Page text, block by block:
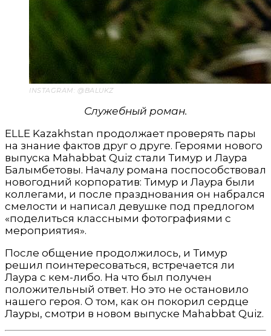
INSTAGRAM: @BALUKZ
Служебный роман.
ELLE Kazakhstan продолжает проверять пары
на знание фактов друг о друге. Героями нового
выпуска Mahabbat Quiz стали Тимур и Лаура
Балымбетовы. Началу романа поспособствовал
новогодний корпоратив: Тимур и Лаура были
коллегами, и после празднования он набрался
смелости и написал девушке под предлогом
«поделиться классными фотографиями с
мероприятия».
После общение продолжилось, и Тимур
решил поинтересоваться, встречается ли
Лаура с кем-либо. На что был получен
положительный ответ. Но это не остановило
нашего героя. О том, как он покорил сердце
Лауры, смотри в новом выпуске Mahabbat Quiz.